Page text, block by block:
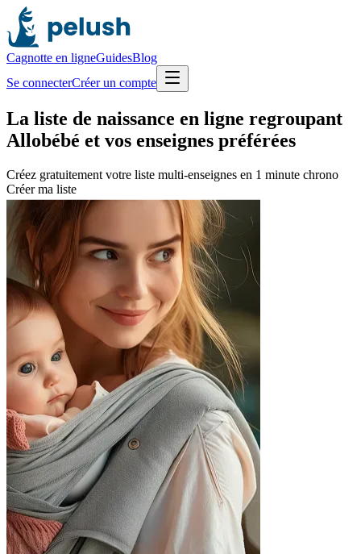
Cagnotte en ligneGuidesBlog
Se connecterCréer un compte
La liste de naissance en ligne regroupant
Allobébé et vos enseignes préférées
Créez gratuitement votre liste multi-enseignes en 1 minute chrono
Créer ma liste